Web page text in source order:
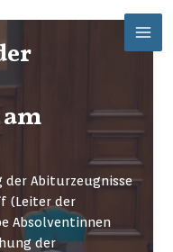
der Abiturzeugnisse
(Leiter der
Absolventinnen
der